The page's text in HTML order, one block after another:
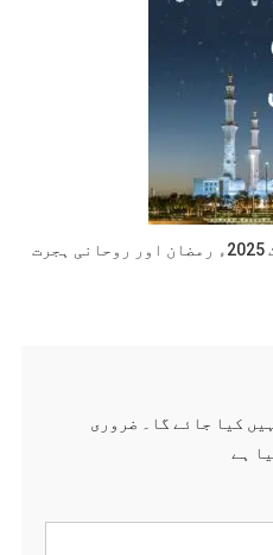
کیا جائے گا۔
ضروری
ہے